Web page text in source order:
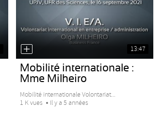
13:47
Mobilité internationale :
Mme Milheiro
Mobilité internationale Volontariat...
1 K vues
Il y a 5 années